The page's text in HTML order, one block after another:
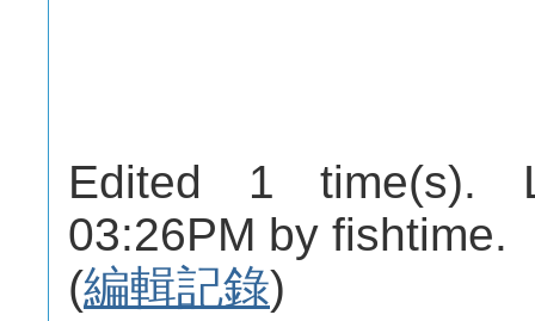
Edited 1 time(s).
03:26PM by fishtime.
(編輯記錄)